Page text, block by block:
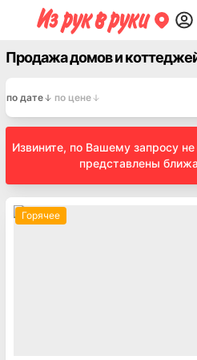
Продажа домов и
по дате по цене
Извините, по Вашему запросу
представлены
Горячее